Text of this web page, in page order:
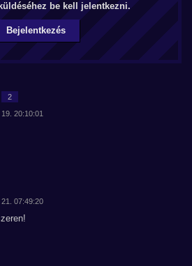
be kell jelentkezni.
Bejelentkezés
2
20:10:01
07:49:20